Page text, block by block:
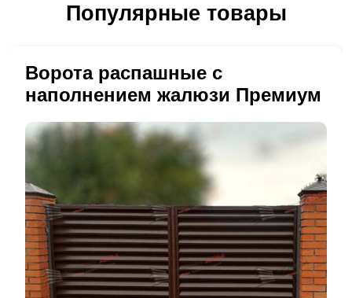
Популярные товары
Ворота распашные с
наполнением жалюзи Премиум